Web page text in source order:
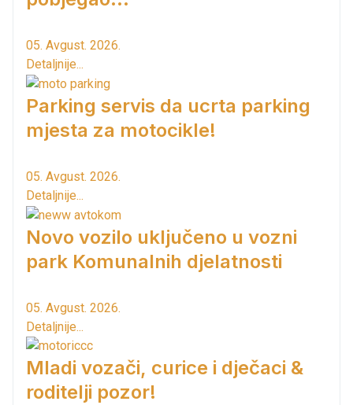
05. Avgust. 2026.
Detaljnije...
Parking servis da ucrta parking
mjesta za motocikle!
05. Avgust. 2026.
Detaljnije...
Novo vozilo uključeno u vozni
park Komunalnih djelatnosti
05. Avgust. 2026.
Detaljnije...
Mladi vozači, curice i dječaci &
roditelji pozor!